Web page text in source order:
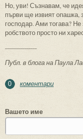
Но, уви! Съзнавам, че
първи ще извият опашка,
господар. Ами тогава?
робството просто ни
----------------
Публ. в блога на Паула
0 коментари
Вашето име